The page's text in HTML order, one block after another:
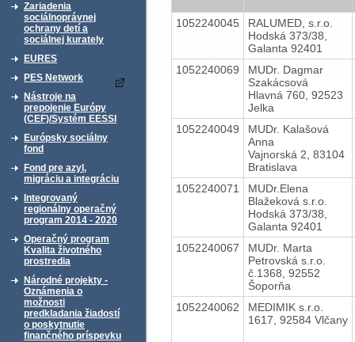
Zariadenia
sociálnoprávnej
ochrany detí a
sociálnej kurately
EURES
PES Network
Nástroje na
prepojenie Európy
(CEF)/Systém EESSI
Európsky sociálny
fond
Fond pre azyl,
migráciu a integráciu
Integrovaný
regionálny operačný
program 2014 - 2020
Operačný program
Kvalita životného
prostredia
Národné projekty -
Oznámenia o
možnosti
predkladania žiadostí
o poskytnutie
finančného príspevku
1052240045
RALUMED, s.r.o.
Hodská 373/38,
Galanta 92401
1052240069
MUDr. Dagmar
Szakácsová
Hlavná 760, 92523
Jelka
1052240049
MUDr. Kalašová
Anna
Vajnorská 2, 83104
Bratislava
1052240071
MUDr.Elena
Blažeková s.r.o.
Hodská 373/38,
Galanta 92401
1052240067
MUDr. Marta
Petrovská s.r.o.
č.1368, 92552
Šoporňa
1052240062
MEDIMIK s.r.o.
1617, 92584 Vlčany